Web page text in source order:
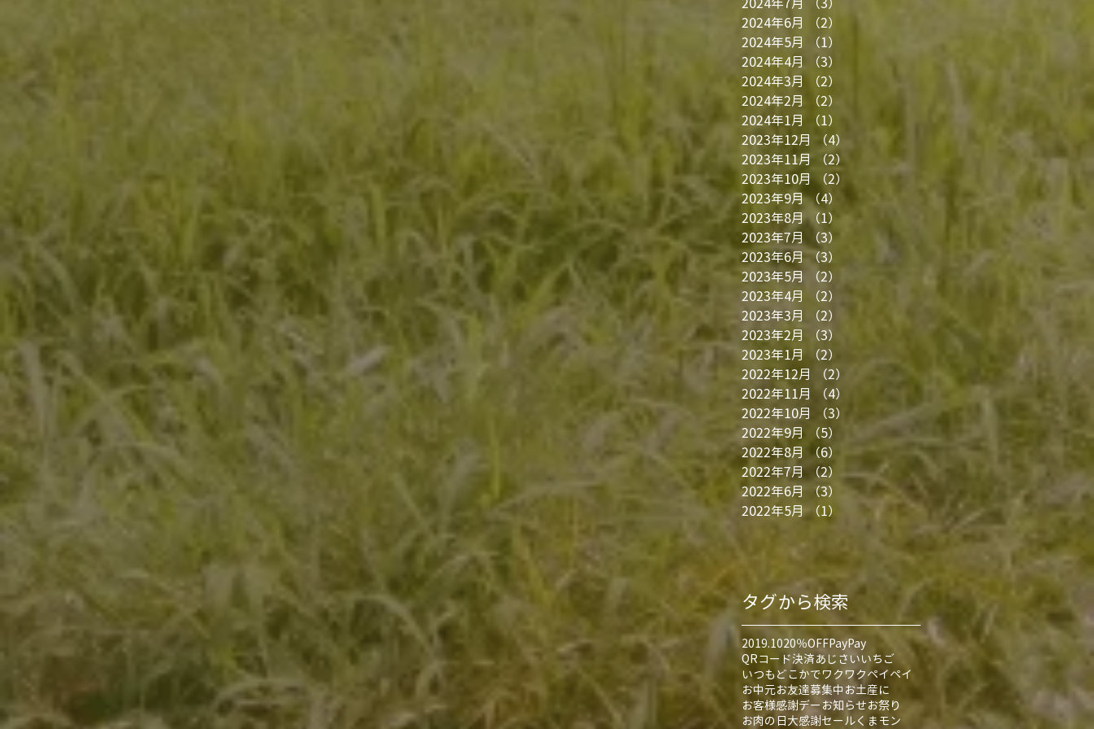
2024年6月
（2）
2024年5月
（1）
2024年4月
（3）
2024年3月
（2）
2件の記事
2024年2月
（2）
2024年1月
（1）
1件の記事
2023年12月
（4）
4件の記事
2023年11月
（2）
2件の記事
2023年10月（2）
2件の記事
2023年9月（4）
4件の記事
2023年8月（1）
1件の記事
2023年7月
（3）
3件の記事
2023年6月（3）
3件の記事
2023年5月
（2）
2023年4月
（2）
2023年3月
（2）
2023年2月
（3）
2023年1月
（2）
2022年12月
（2）
2件の記事
2022年11月 （4）
2022年10月
（3）
3件の記事
2022年9月
（5）
5件の記事
2022年8月 （6）
6件の記事
2022年7月
（2）
2件の記事
2022年6月
（3）
3件の記事
2022年5月 （1） 1件の記事
タグから検索
2019.1020％OFFPayPay
QRコード決済あじさいいちご
いつもどこかでワクワクペイペイ
お中元お友達募集中 お土産に
お客様感謝デー お知らせお祭り
お肉の日大感謝セールくまモン